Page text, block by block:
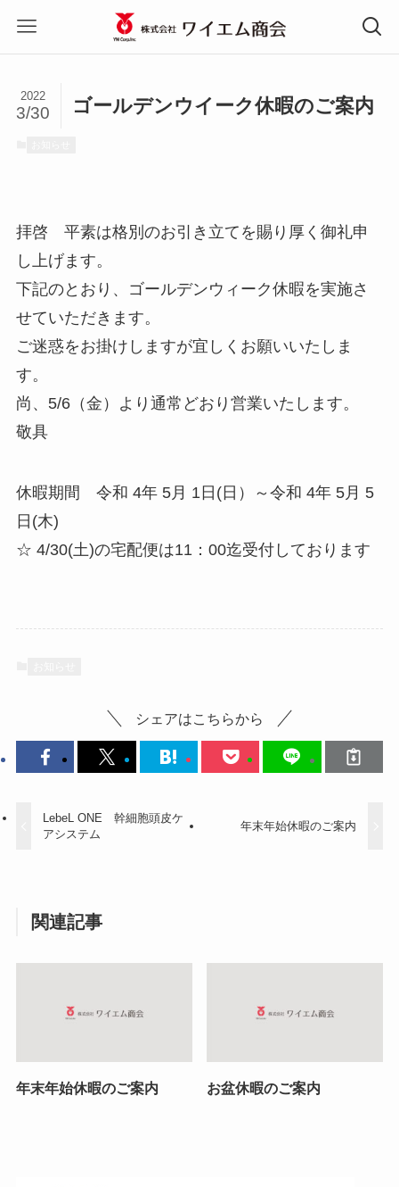
ゴールデンウイーク休暇のご案内
2022
3/30
拝啓 平素は格別のお引き立てを賜り厚く御礼申
し上げます。
下記のとおり、ゴールデンウィーク休暇を実施さ
せていただきます。
ご迷惑をお掛けしますが宜しくお願いいたしま
す。
尚、5/6（金）より通常どおり営業いたします。
敬具
休暇期間 令和 4年 5月 1日(日）～令和 4年 5月 5
日(木)
☆ 4/30(土)の宅配便は11：00迄受付しております
シェアはこちらから
LebeL ONE 幹細胞頭皮ケ
アシステム
年末年始休暇のご案内
関連記事
年末年始休暇のご案内 お盆休暇のご案内